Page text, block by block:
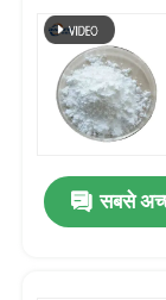
प्राकृतिक पौधे
शुद्ध पौधे का अर्क
मीठा करने वाला
सबसे